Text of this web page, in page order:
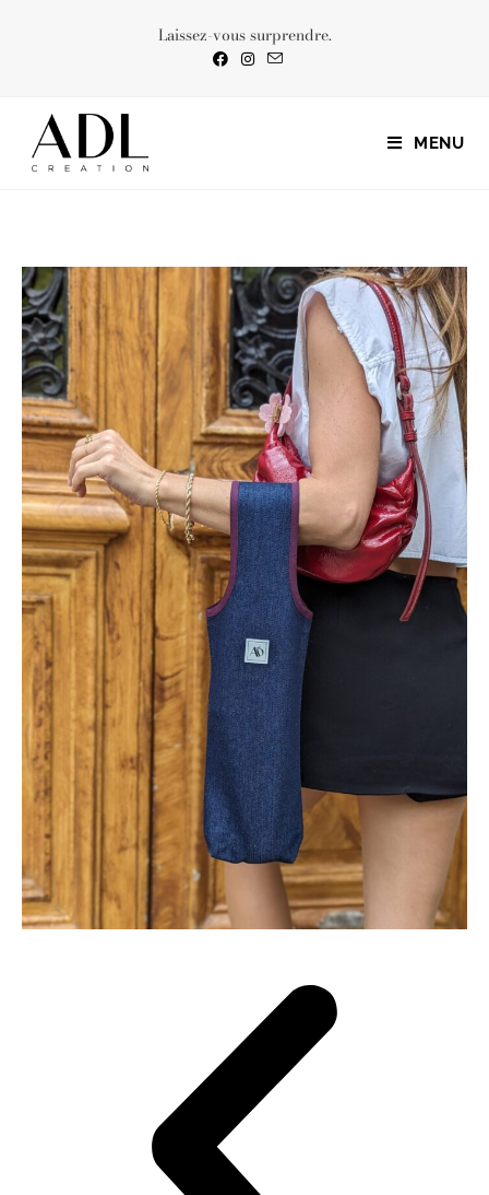
Laissez-vous surprendre.
MENU